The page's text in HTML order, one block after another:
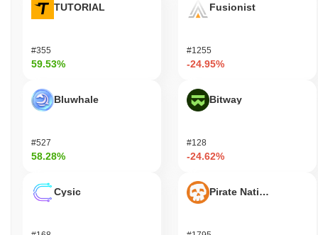
TUTORIAL
#355
59.53%
Bluwhale
#527
58.28%
Cysic
Fusionist
#1255
-24.95%
Bitway
#128
-24.62%
Pirate Nation Token